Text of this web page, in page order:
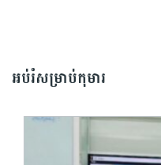
អប់រំសម្រាប់កុមារ